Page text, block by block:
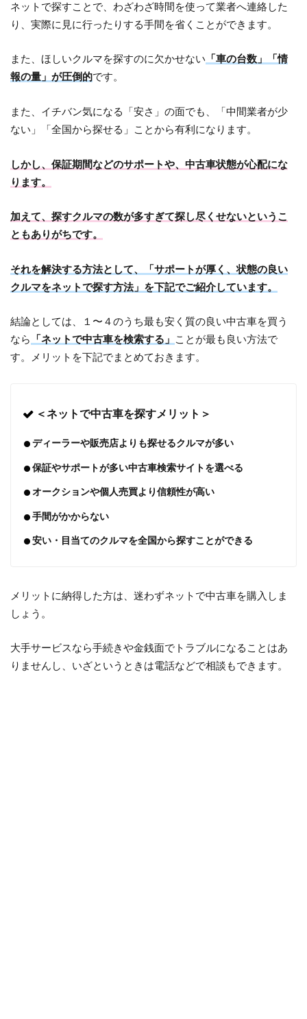
ネットで探すことで、わざわざ時間を使って業者へ連絡した
り、実際に見に行ったりする手間を省くことができます。
また、ほしいクルマを探すのに欠かせない 「車の台数」「情
報の量」が圧倒的です。
また、イチバン気になる「安さ」の面でも、「中間業者が少
ない」「全国から探せる」ことから有利になります。
しかし、保証期間などのサポートや、中古車状態が心配にな
ります。
加えて、探すクルマの数が多すぎて探し尽くせないというこ
ともありがちです。
それを解決する方法として、「サポートが厚く、状態の良い
クルマをネットで探す方法」を下記でご紹介しています。
結論としては、１〜４のうち最も安く質の良い中古車を買う
なら
「ネットで中古車を検索する」 ことが最も良い方法で
す。メリットを下記でまとめておきます。
＜ネットで中古車を探すメリット＞
ディーラーや販売店よりも探せるクルマが多い
保証やサポートが多い中古車検索サイトを選べる
オークションや個人売買より信頼性が高い
手間がかからない
安い・目当てのクルマを全国から探すことができる
メリットに納得した方は、迷わずネットで中古車を購入しま
しょう。
大手サービスなら手続きや金銭面でトラブルになることはあ
りませんし、いざというときは電話などで相談もできます。